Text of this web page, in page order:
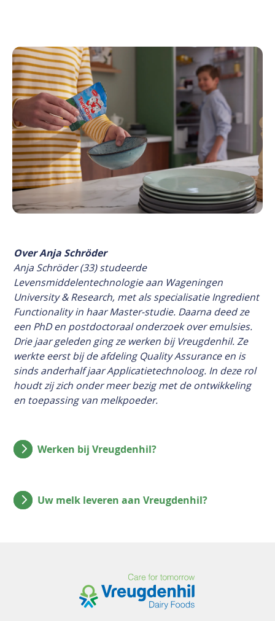
Over Anja Schröder
Anja Schröder (33) studeerde
Levensmiddelentechnologie aan Wageningen
University & Research, met als specialisatie Ingredient
Functionality in haar Master-studie. Daarna deed ze
een PhD en postdoctoraal onderzoek over emulsies.
Drie jaar geleden ging ze werken bij Vreugdenhil. Ze
werkte eerst bij de afdeling Quality Assurance en is
sinds anderhalf jaar Applicatietechnoloog. In deze rol
houdt zij zich onder meer bezig met de ontwikkeling
en toepassing van melkpoeder.
Werken bij Vreugdenhil?
Uw melk leveren aan Vreugdenhil?